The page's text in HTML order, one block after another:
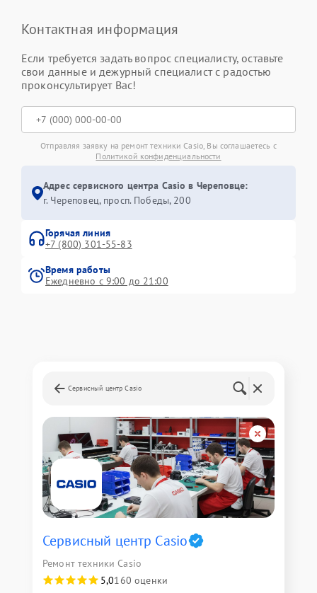
Контактная информация
Если требуется задать вопрос специалисту, оставьте
свои данные и дежурный специалист с радостью
проконсультирует Вас!
Отправляя заявку на ремонт техники Casio, Вы соглашаетесь с
Политикой конфиденциальности
Адрес сервисного центра Casio в Череповце:
г. Череповец, просп. Победы, 200
Горячая линия
+7 (800) 301-55-83
Время работы
Ежедневно с 9:00 до 21:00
Сервисный центр Casio
Сервисный центр Casio
Ремонт техники Casio
5,0160 оценки